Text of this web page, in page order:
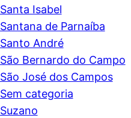
Santa Isabel
Santana de Parnaíba
Santo André
São Bernardo do Campo
São José dos Campos
Sem categoria
Suzano